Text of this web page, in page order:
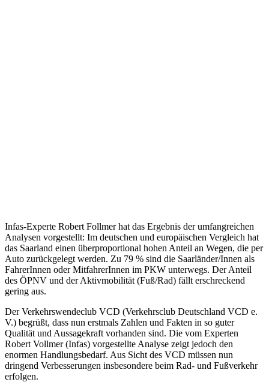
Infas-Experte Robert Follmer hat das Ergebnis der umfangreichen
Analysen vorgestellt: Im deutschen und europäischen Vergleich hat
das Saarland einen überproportional hohen Anteil an Wegen, die per
Auto zurückgelegt werden. Zu 79 % sind die Saarländer/Innen als
FahrerInnen oder MitfahrerInnen im PKW unterwegs. Der Anteil
des ÖPNV und der Aktivmobilität (Fuß/Rad) fällt erschreckend
gering aus.
Der Verkehrswendeclub VCD (Verkehrsclub Deutschland VCD e.
V.) begrüßt, dass nun erstmals Zahlen und Fakten in so guter
Qualität und Aussagekraft vorhanden sind. Die vom Experten
Robert Vollmer (Infas) vorgestellte Analyse zeigt jedoch den
enormen Handlungsbedarf. Aus Sicht des VCD müssen nun
dringend Verbesserungen insbesondere beim Rad- und Fußverkehr
erfolgen.